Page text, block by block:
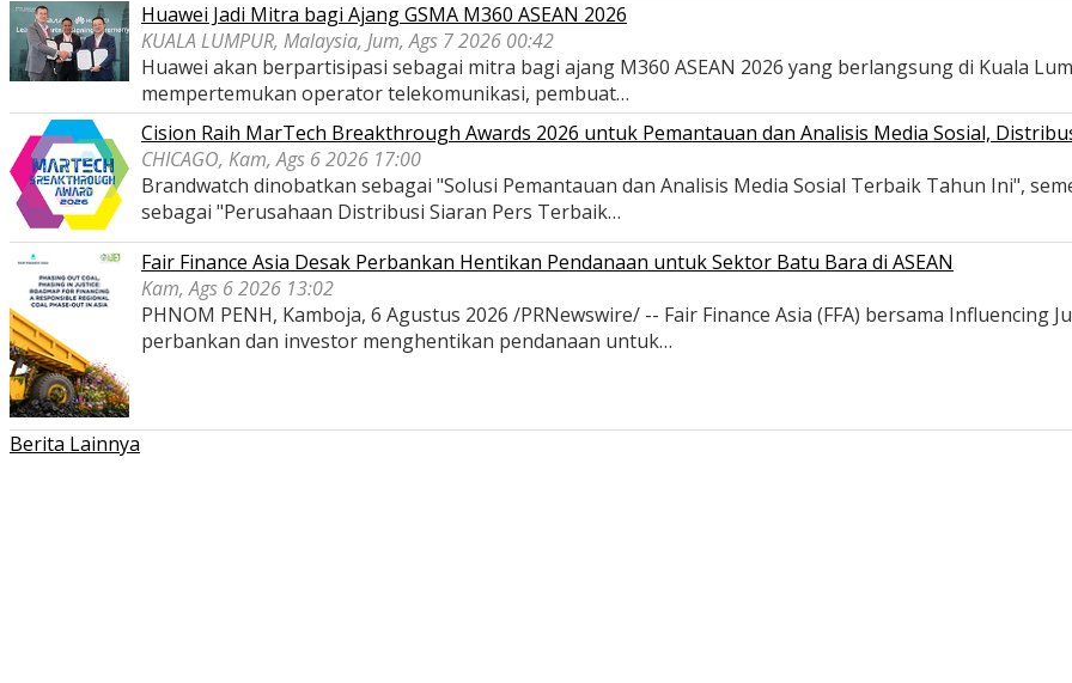
Huawei Jadi Mitra bagi Ajang GSMA M360 ASEAN 2026
KUALA LUMPUR, Malaysia, Jum, Ags 7 2026 00:42
Huawei akan berpartisipasi sebagai mitra bagi ajang M360 ASEAN 2026 yang berlangsung di Kuala
mempertemukan operator telekomunikasi, pembuat…
Cision Raih MarTech Breakthrough Awards 2026 untuk Pemantauan dan Analisis Media Sosial,
CHICAGO, Kam, Ags 6 2026 17:00
Brandwatch dinobatkan sebagai "Solusi Pemantauan dan Analisis Media Sosial Terbaik Tahun Ini",
sebagai "Perusahaan Distribusi Siaran Pers Terbaik…
Fair Finance Asia Desak Perbankan Hentikan Pendanaan untuk Sektor Batu Bara di ASEAN
Kam, Ags 6 2026 13:02
PHNOM PENH, Kamboja, 6 Agustus 2026 /PRNewswire/ -- Fair Finance Asia (FFA) bersama Influencing
perbankan dan investor menghentikan pendanaan untuk…
Berita Lainnya